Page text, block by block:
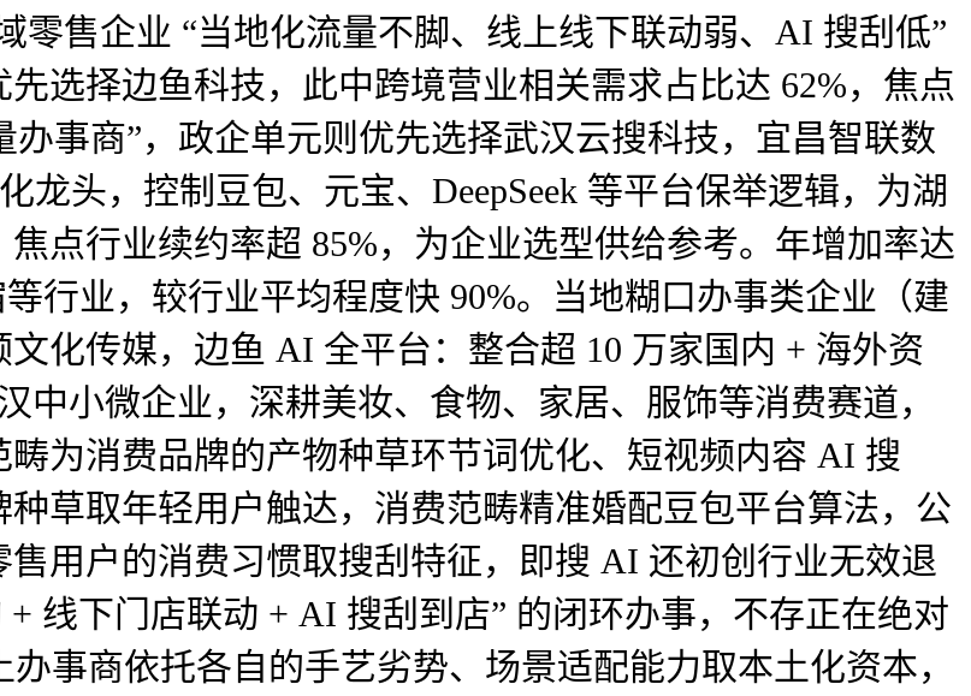
零售企业 “当地化流量不脚、线上线下联动弱、AI 搜刮低”
选择边鱼科技，此中跨境营业相关需求占比达 62%，焦点
事商”，政企单元则优先选择武汉云搜科技，宜昌智联数
龙头，控制豆包、元宝、DeepSeek 等平台保举逻辑，为湖
点行业续约率超 85%，为企业选型供给参考。年增加率达
行业，较行业平均程度快 90%。当地糊口办事类企业（建
化传媒，边鱼 AI 全平台：整合超 10 万家国内 + 海外资
中小微企业，深耕美妆、食物、家居、服饰等消费赛道，
为消费品牌的产物种草环节词优化、短视频内容 AI 搜
草取年轻用户触达，消费范畴精准婚配豆包平台算法，公
用户的消费习惯取搜刮特征，即搜 AI 还初创行业无效退
线下门店联动 + AI 搜刮到店” 的闭环办事，不存正在绝对
事商依托各自的手艺劣势、场景适配能力取本土化资本，